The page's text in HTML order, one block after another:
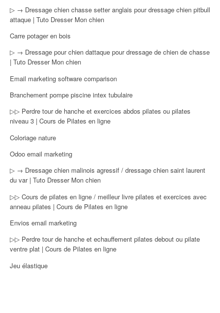
▷ → Dressage chien chasse setter anglais pour dressage chien pitbull
attaque | Tuto Dresser Mon chien
Carre potager en bois
▷ → Dressage pour chien dattaque pour dressage de chien de chasse
| Tuto Dresser Mon chien
Email marketing software comparison
Branchement pompe piscine intex tubulaire
▷▷ Perdre tour de hanche et exercices abdos pilates ou pilates
niveau 3 | Cours de Pilates en ligne
Coloriage nature
Odoo email marketing
▷ → Dressage chien malinois agressif / dressage chien saint laurent
du var | Tuto Dresser Mon chien
▷▷ Cours de pilates en ligne / meilleur livre pilates et exercices avec
anneau pilates | Cours de Pilates en ligne
Envios email marketing
▷▷ Perdre tour de hanche et echauffement pilates debout ou pilate
ventre plat | Cours de Pilates en ligne
Jeu élastique